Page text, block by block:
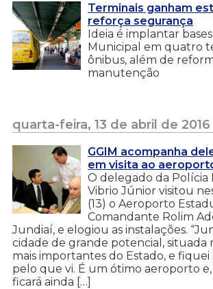
Terminais ganham
reforça segurança
Ideia é implantar
Municipal em quatro
ônibus, além de
manutenção
quarta-feira, 13 de abril de 2016
GGIM acompanha
em visita ao
O delegado da Polícia
Vibrio Júnior visitou
(13) o Aeroporto
Comandante Rolim
Jundiaí, e elogiou as instalações.
cidade de grande potencial, situada
mais importantes do Estado, e fiquei
pelo que vi. É um ótimo aeroporto
ficará ainda […]